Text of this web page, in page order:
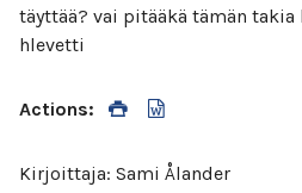
täyttää? vai pitääkä tämän
hlevetti
Actions:
Kirjoittaja: Sami Ålander